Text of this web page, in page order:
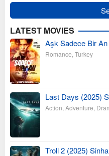
LATEST MOVIES
Aşk Sadece Bir
Romance Turkey
Last Days (2025)
Action Adventure
Troll 2 (2025)